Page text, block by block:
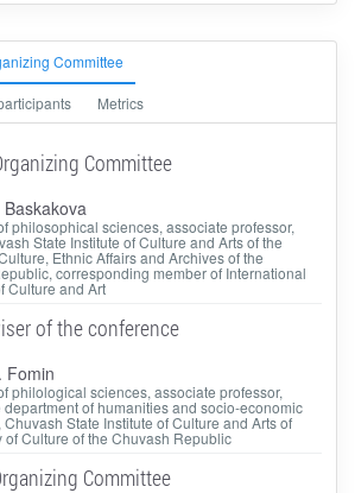
Committee
Metrics
Committee
philosophical sciences, associate professor,
State Institute of Culture and Arts of the
Ethnic Affairs and Archives of the
corresponding member of International
Culture and Art
of the conference
Fomin
philological sciences, associate professor,
department of humanities and socio-economic
State Institute of Culture and Arts of
of Culture of the Chuvash Republic
Committee